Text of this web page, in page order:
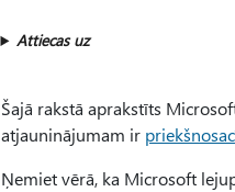
Attiecas uz
Šajā rakstā aprakstīts
atjauninājumam ir
Ņemiet vērā, ka Microsoft